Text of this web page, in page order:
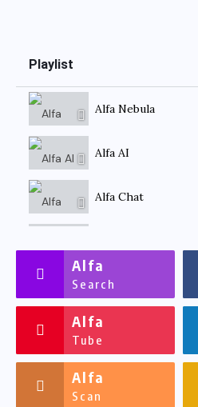
Playlist
Alfa Nebula
Alfa AI
Alfa Chat
Alfa
Search
Alfa
Tube
Alfa
Scan